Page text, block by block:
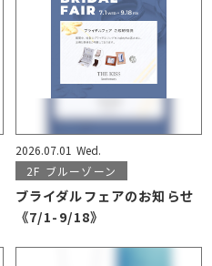
2026.07.01 Wed.
2F ブルーゾーン
ブライダルフェアのお知らせ
《7/1-9/18》